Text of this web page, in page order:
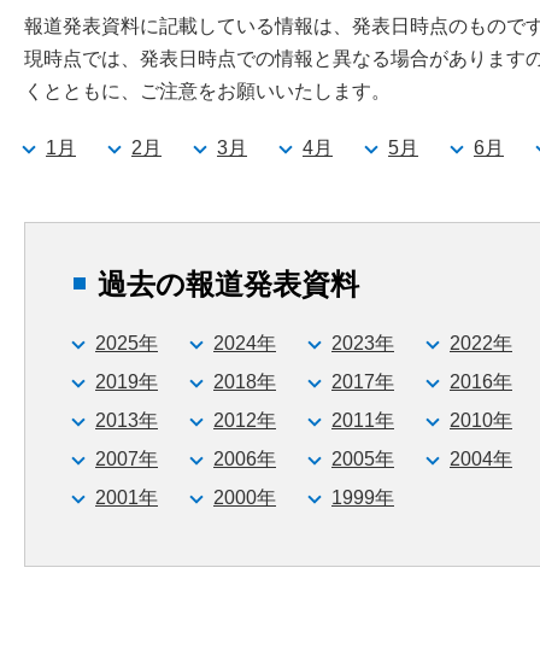
報道発表資料に記載している情報は、発表日時点のもので
現時点では、発表日時点での情報と異なる場合があります
くとともに、ご注意をお願いいたします。
1月 2月 3月 4月 5月 6月
過去の報道発表資料
2025年 2024年 2023年
2022年
2019年
2018年 2017年
2016年
2013年
2012年 2011年
2010年
2007年
2006年 2005年
2004年
2001年
2000年 1999年